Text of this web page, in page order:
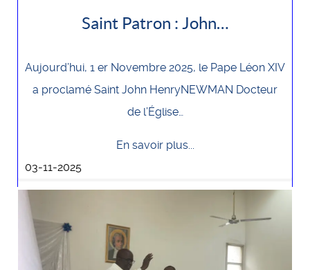
Saint Patron : John…
Aujourd’hui, 1 er Novembre 2025, le Pape Léon XIV
a proclamé Saint John HenryNEWMAN Docteur
de l’Église…
En savoir plus...
03-11-2025